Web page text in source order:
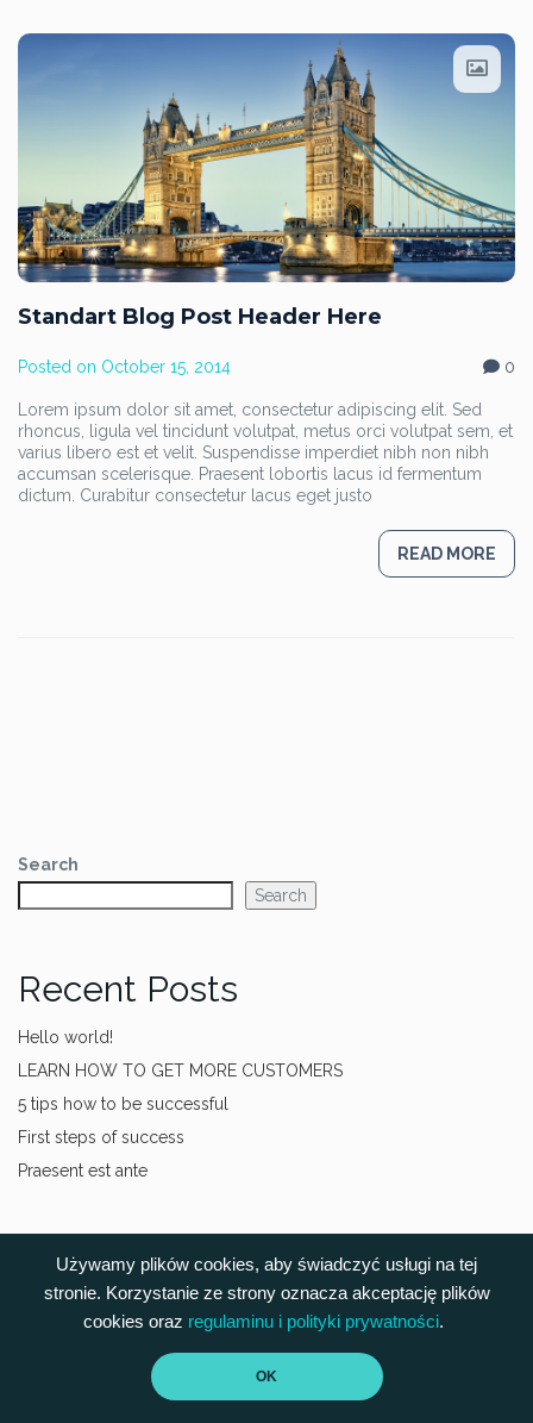
Używamy plików cookies, aby świadczyć usługi na tej
stronie. Korzystanie ze strony oznacza akceptację plików
cookies oraz regulaminu i polityki prywatności.
OK
Standart Blog Post Header Here
Posted on October 15, 2014 0
Lorem ipsum dolor sit amet, consectetur adipiscing elit. Sed
rhoncus, ligula vel tincidunt volutpat, metus orci volutpat sem, et
varius libero est et velit. Suspendisse imperdiet nibh non nibh
accumsan scelerisque. Praesent lobortis lacus id fermentum
dictum. Curabitur consectetur lacus eget justo
READ MORE
Search
Search
Recent Posts
Hello world!
LEARN HOW TO GET MORE CUSTOMERS
5 tips how to be successful
First steps of success
Praesent est ante
Recent Comments
A WordPress CommenteronHello world!